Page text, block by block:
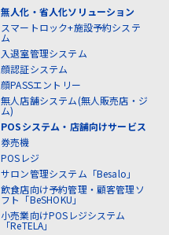
無人化・省人化ソリューション
スマートロック+施設予約システ
ム
入退室管理システム
顔認証システム
顔PASSエントリー
無人店舗システム(無人販売店・ジ
ム)
POSシステム・店舗向けサービス
券売機
POSレジ
サロン管理システム「Besalo」
飲食店向け予約管理・顧客管理ソ
フト「BeSHOKU」
小売業向けPOSレジシステム
「ReTELA」